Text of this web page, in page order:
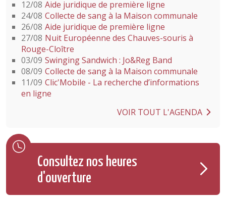
12/08 Aide juridique de première ligne
24/08 Collecte de sang à la Maison communale
26/08 Aide juridique de première ligne
27/08 Nuit Européenne des Chauves-souris à
Rouge-Cloître
03/09 Swinging Sandwich : Jo&Reg Band
08/09 Collecte de sang à la Maison communale
11/09 Clic'Mobile - La recherche d’informations
en ligne
VOIR TOUT L'AGENDA
Consultez nos heures
d'ouverture